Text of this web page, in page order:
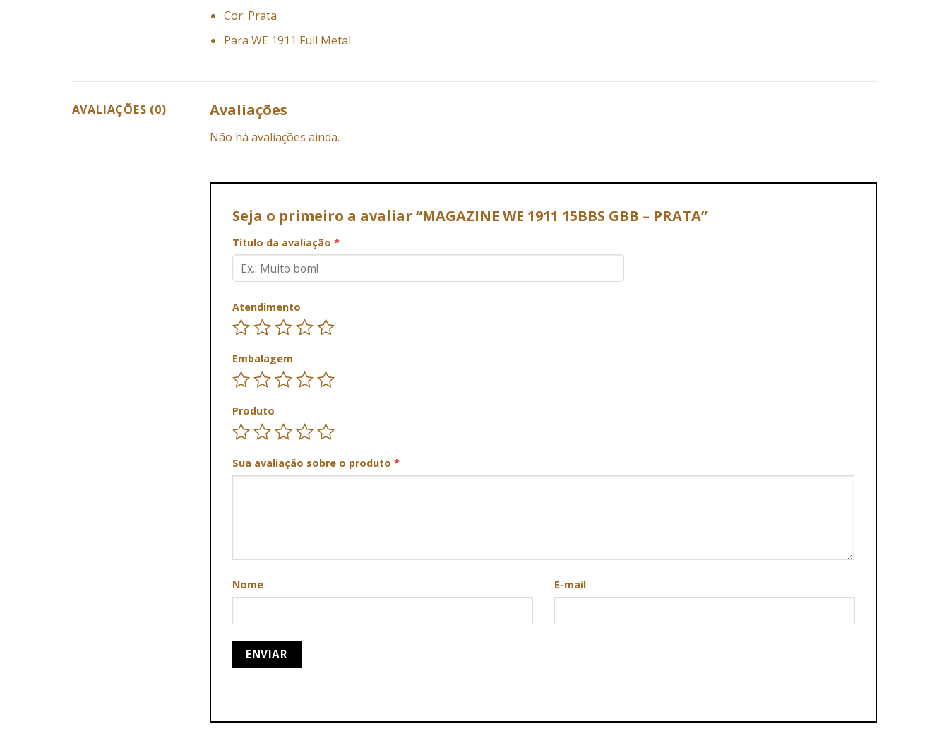
Cor: Prata
Para WE 1911 Full Metal
AVALIAÇÕES (0) Avaliações
Não há avaliações ainda.
Seja o primeiro a avaliar “MAGAZINE WE 1911 15BBS GBB – PRATA”
Título da avaliação *
Atendimento
Embalagem
Produto
Sua avaliação sobre o produto *
Nome E-mail